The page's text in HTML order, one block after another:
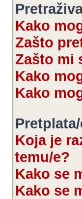
Kako
Zašto
Zašto mi
Kako
Kako
Koja je
temu/e?
Kako se
Kako se